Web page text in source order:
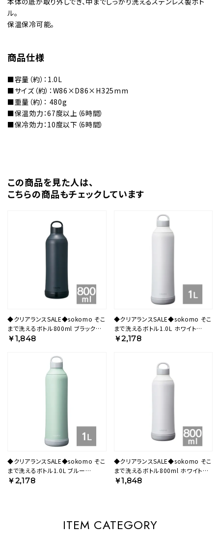
ル。
保温保冷可能。
商品仕様
■容量（約）：1.0L
■サイズ（約）：W86×D86×H325mm
■重量（約）： 480g
■保温効力：67度以上（6時間）
■保冷効力：10度以下（6時間）
この商品を⾒た⼈は、
こちらの商品もチェックしています
◆クリアランスSALE◆sokomo そこ
まで洗えるボトル800ml ブラック
SAMB800BK 【HO】
￥1,848
◆クリアランスSALE◆sokomo そこ
まで洗えるボトル1.0L ホワイト
SAMB1.0WH 【HO】
￥2,178
◆クリアランスSALE◆sokomo そこ
まで洗えるボトル1.0L ブルー
SAMB1.0BL 【HO】
￥2,178
◆クリアランスSALE◆sokomo そこ
まで洗えるボトル800ml ホワイト
SAMB800WH 【HO】
￥1,848
ITEM CATEGORY